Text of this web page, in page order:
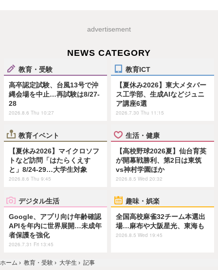
advertisement
NEWS CATEGORY
教育・受験
高卒認定試験、台風13号で沖
縄会場を中止…再試験は8/27-
28
2026.8.6 Thu 10:27
教育ICT
【夏休み2026】東大メタバー
ス工学部、生成AIなどジュニ
ア講座6選
2026.7.30 Thu 11:15
教育イベント
【夏休み2026】マイクロソフ
トなど訪問「はたらくえす
と」8/24-29…大学生対象
2026.8.6 Thu 9:45
生活・健康
【高校野球2026夏】仙台育英
が開幕戦勝利、第2日は東筑
vs神村学園ほか
2026.8.5 Wed 20:32
デジタル生活
Google、アプリ向け年齢確認
APIを年内に世界展開…未成年
者保護を強化
2026.7.31 Fri 13:45
趣味・娯楽
全国高校麻雀32チーム本選出
場…麻布や大阪星光、東海も
2026.8.5 Wed 19:45
ホーム › 教育・受験 › 大学生 › 記事